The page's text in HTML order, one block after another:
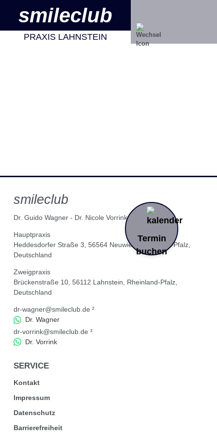
SKIP TO MAIN CONTENT
smileclub
PRAXIS LAHNSTEIN
Termin
buchen
smileclub
Dr. Guido Wagner - Dr. Nicole Vorrink
Hauptpraxis
Heddesdorfer Straße 3, 56564 Neuwied, Rheinland-Pfalz,
Deutschland
Zweigpraxis
Brückenstraße 10, 56112 Lahnstein, Rheinland-Pfalz,
Deutschland
dr-wagner@smileclub.de ²
Dr. Wagner
dr-vorrink@smileclub.de ³
Dr. Vorrink
SERVICE
Kontakt
Impressum
Datenschutz
Barrierefreiheit